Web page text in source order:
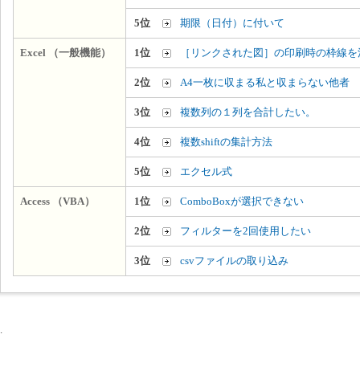
5位 期限（日付）に付いて
Excel （一般機能） 1位 ［リンクされた図］の印刷時の枠線
2位 A4一枚に収まる私と収まらない他者
3位 複数列の１列を合計したい。
4位 複数shiftの集計方法
5位 エクセル式
Access （VBA） 1位 ComboBoxが選択できない
2位 フィルターを2回使用したい
3位 csvファイルの取り込み